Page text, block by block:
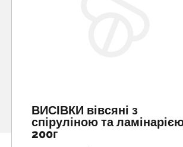
ВИСІВКИ вівсяні з
спіруліною та
200г